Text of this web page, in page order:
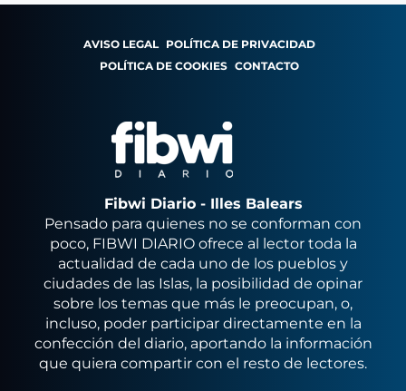
AVISO LEGAL POLÍTICA DE PRIVACIDAD
POLÍTICA DE COOKIES CONTACTO
Fibwi Diario - Illes Balears
Pensado para quienes no se conforman con
poco, FIBWI DIARIO ofrece al lector toda la
actualidad de cada uno de los pueblos y
ciudades de las Islas, la posibilidad de opinar
sobre los temas que más le preocupan, o,
incluso, poder participar directamente en la
confección del diario, aportando la información
que quiera compartir con el resto de lectores.